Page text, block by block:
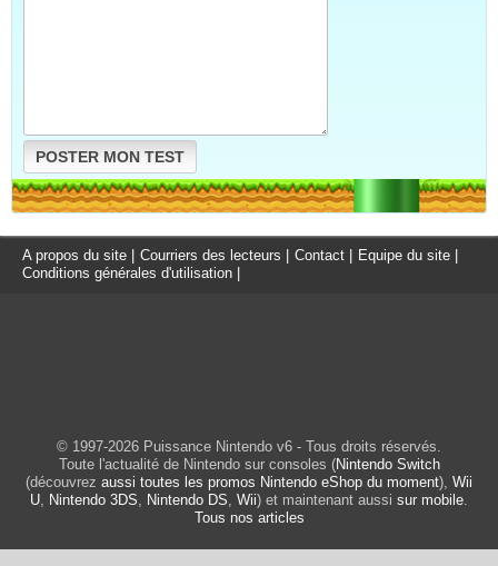
POSTER MON TEST
A propos du site Courriers des lecteurs Contact Equipe du site
Conditions générales d'utilisation
© 1997-2026 Puissance Nintendo v6 - Tous droits réservés.
Toute l'actualité de Nintendo sur consoles (Nintendo Switch
(découvrez aussi toutes les promos Nintendo eShop du moment), Wii
U, Nintendo 3DS, Nintendo DS, Wii) et maintenant aussi sur mobile.
Tous nos articles